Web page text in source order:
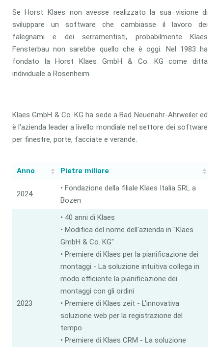
Se Horst Klaes non avesse realizzato la sua visione di
sviluppare un software che cambiasse il lavoro dei
falegnami e dei serramentisti, probabilmente Klaes
Fensterbau non sarebbe quello che è oggi. Nel 1983 ha
fondato la Horst Klaes GmbH & Co. KG come ditta
individuale a Rosenheim.
Klaes GmbH & Co. KG ha sede a Bad Neuenahr-Ahrweiler ed
è l'azienda leader a livello mondiale nel settore dei software
per finestre, porte, facciate e verande.
Anno Pietre miliare
2024
• Fondazione della filiale Klaes Italia SRL a
Bozen
2023
• 40 anni di Klaes
• Modifica del nome dell'azienda in "Klaes
GmbH & Co. KG"
• Premiere di Klaes per la pianificazione dei
montaggi - La soluzione intuitiva collega in
modo efficiente la pianificazione dei
montaggi con gli ordini
• Premiere di Klaes zeit - L'innovativa
soluzione web per la registrazione del
tempo
• Premiere di Klaes CRM - La soluzione